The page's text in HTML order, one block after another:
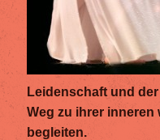
Leidenschaft und
Weg zu ihrer inneren
begleiten.